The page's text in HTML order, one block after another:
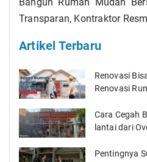
Transparan, Kontraktor
Artikel Terbaru
Renovasi
Renovasi
Cara Cegah
lantai dari
Pentingnya